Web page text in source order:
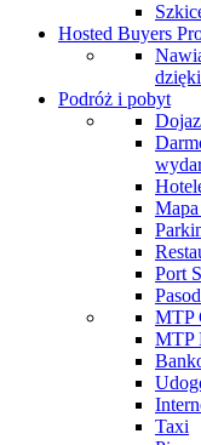
Hosted Buyers
Podróż i pobyt
Port
MTP
MTP
Taxi